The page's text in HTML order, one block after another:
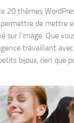
20 thèmes
de mettre
sur l’image. Que
travaillant
bijoux, rien que